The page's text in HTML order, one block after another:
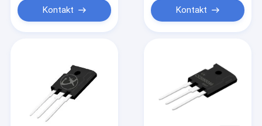
Videos
VR-Show
Kontakt Kontakt